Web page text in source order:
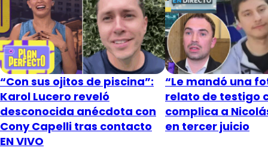
“Con sus ojitos de piscina”:
Karol Lucero reveló
desconocida anécdota con
Cony Capelli tras contacto
EN VIVO
“Le mandó una
relato de testigo
complica a
en tercer juicio